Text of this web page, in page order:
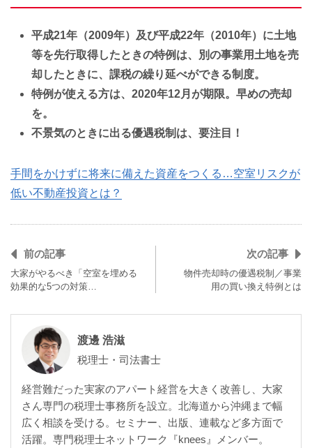
平成21年（2009年）及び平成22年（2010年）に土地
等を先行取得したときの特例は、別の事業用土地を売
却したときに、課税の繰り延べができる制度。
特例が使える方は、2020年12月が期限。早めの売却
を。
不景気のときに出る優遇税制は、要注目！
手間をかけずに将来に備えた資産をつくる…空室リスクが
低い不動産投資とは？
前の記事
大家がやるべき「空室を埋める
効果的な5つの対策…
次の記事
物件売却時の優遇税制／事業
用の買い換え特例とは
渡邊 浩滋
税理士・司法書士
経営難だった実家のアパート経営を大きく改善し、大家
さん専門の税理士事務所を設立。北海道から沖縄まで幅
広く相談を受ける。セミナー、出版、連載など多方面で
活躍。専門税理士ネットワーク『knees』メンバー。